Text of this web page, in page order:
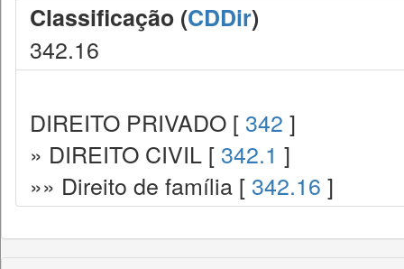
Classificação (CDDir)
342.16
DIREITO PRIVADO [ 342 ]
» DIREITO CIVIL [ 342.1 ]
»» Direito de família [ 342.16 ]